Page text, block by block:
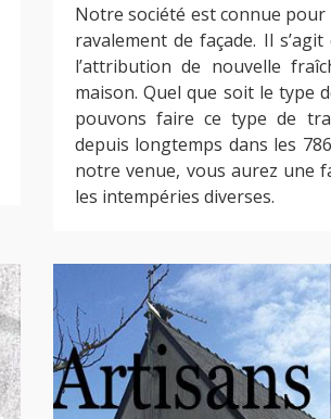
Notre société est connue
ravalement de façade. Il
l’attribution de nouvelle
maison. Quel que soit le type
pouvons faire ce type de
depuis longtemps dans les
notre venue, vous aurez une
les intempéries diverses.